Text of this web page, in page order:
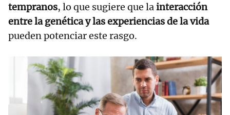
tempranos, lo que sugiere que lainteracción
entre la genética y las experiencias de la vida
pueden potenciar este rasgo.